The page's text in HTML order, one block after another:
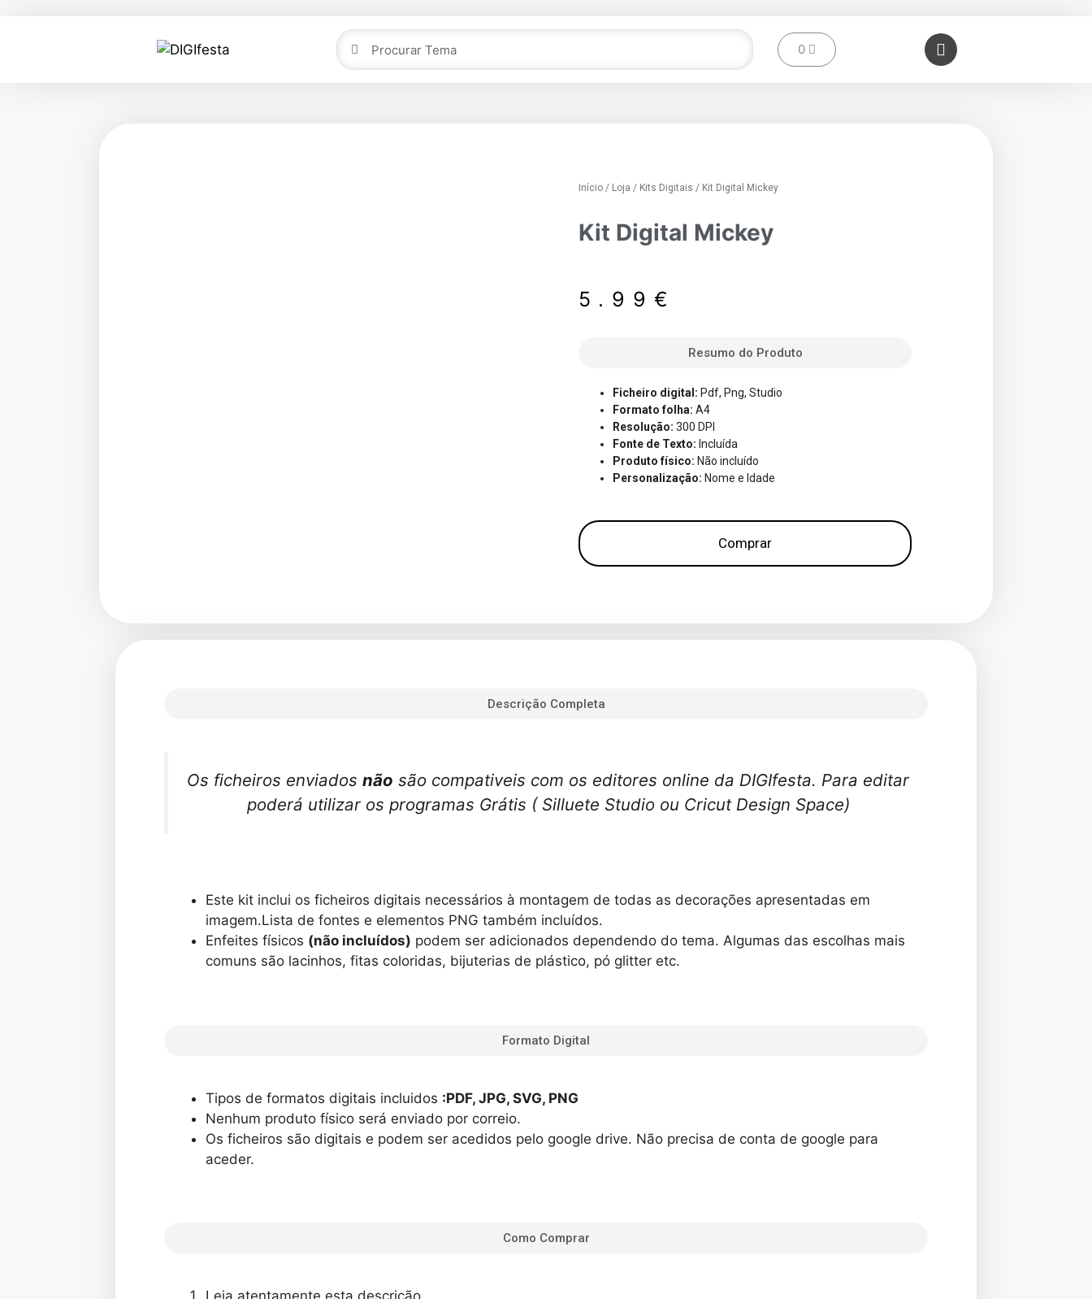
Início / Loja / Kits Digitais / Kit Digital Mickey
Kit Digital Mickey
5.99 €
Resumo do Produto
Ficheiro digital: Pdf, Png, Studio
Formato folha: A4
Resolução: 300 DPI
Fonte de Texto: Incluída
Produto físico: Não incluído
Personalização: Nome e Idade
Comprar
Descrição Completa
Os ficheiros enviados não são compativeis com os editores online da DIGIfesta. Para editar
poderá utilizar os programas Grátis ( Silluete Studio ou Cricut Design Space)
Este kit inclui os ficheiros digitais necessários à montagem de todas as decorações apresentadas em
imagem.Lista de fontes e elementos PNG também incluídos.
Enfeites físicos (não incluídos) podem ser adicionados dependendo do tema. Algumas das escolhas mais
comuns são lacinhos, fitas coloridas, bijuterias de plástico, pó glitter etc.
Formato Digital
Tipos de formatos digitais incluidos :PDF, JPG, SVG, PNG
Nenhum produto físico será enviado por correio.
Os ficheiros são digitais e podem ser acedidos pelo google drive. Não precisa de conta de google para
aceder.
Como Comprar